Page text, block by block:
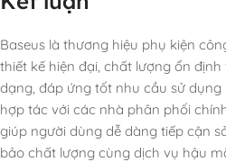
Baseus là thương hiệu phụ kiện
thiết kế hiện đại, chất lượng ổn
dạng, đáp ứng tốt nhu cầu sử dụng
hợp tác với các nhà phân phối
giúp người dùng dễ dàng tiếp cận
bảo chất lượng cùng dịch vụ hậu